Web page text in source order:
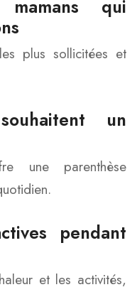
qui
plus sollicitées et
un
une parenthèse
pendant
et les activités,